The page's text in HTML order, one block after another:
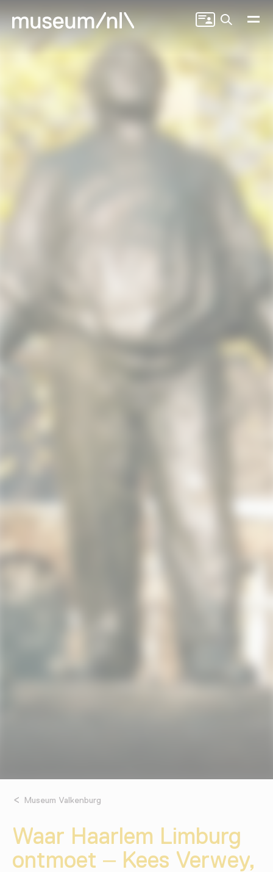
Zoeken
Museum Valkenburg
Waar Haarlem Limburg
ontmoet – Kees Verwey,